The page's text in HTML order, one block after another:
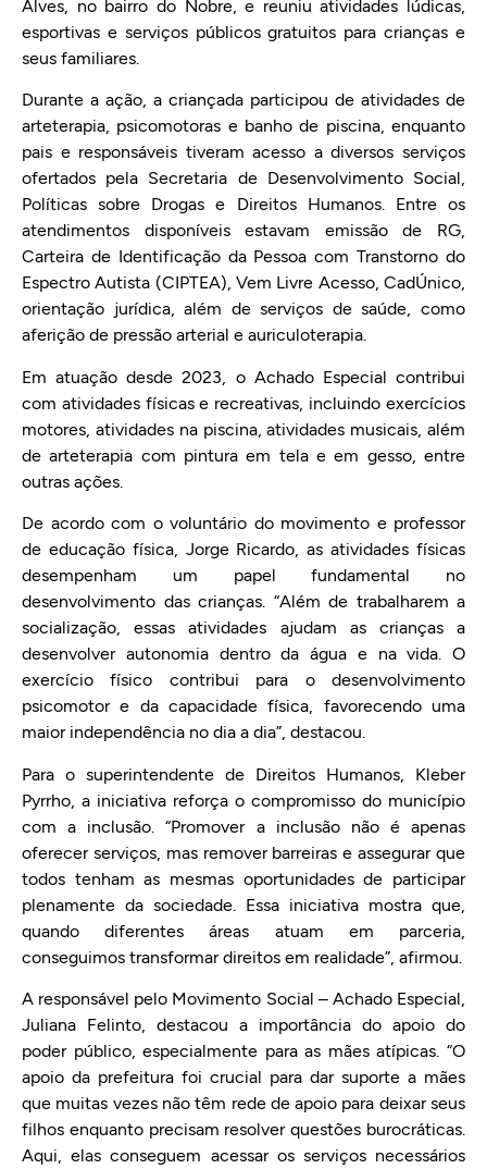
Alves, no bairro do Nobre, e reuniu atividades lúdicas,
esportivas e serviços públicos gratuitos para crianças e
seus familiares.
Durante a ação, a criançada participou de atividades de
arteterapia, psicomotoras e banho de piscina, enquanto
pais e responsáveis tiveram acesso a diversos serviços
ofertados pela Secretaria de Desenvolvimento Social,
Políticas sobre Drogas e Direitos Humanos. Entre os
atendimentos disponíveis estavam emissão de RG,
Carteira de Identificação da Pessoa com Transtorno do
Espectro Autista (CIPTEA), Vem Livre Acesso, CadÚnico,
orientação jurídica, além de serviços de saúde, como
aferição de pressão arterial e auriculoterapia.
Em atuação desde 2023, o Achado Especial contribui
com atividades físicas e recreativas, incluindo exercícios
motores, atividades na piscina, atividades musicais, além
de arteterapia com pintura em tela e em gesso, entre
outras ações.
De acordo com o voluntário do movimento e professor
de educação física, Jorge Ricardo, as atividades físicas
desempenham um papel fundamental no
desenvolvimento das crianças. “Além de trabalharem a
socialização, essas atividades ajudam as crianças a
desenvolver autonomia dentro da água e na vida. O
exercício físico contribui para o desenvolvimento
psicomotor e da capacidade física, favorecendo uma
maior independência no dia a dia”, destacou.
Para o superintendente de Direitos Humanos, Kleber
Pyrrho, a iniciativa reforça o compromisso do município
com a inclusão. “Promover a inclusão não é apenas
oferecer serviços, mas remover barreiras e assegurar que
todos tenham as mesmas oportunidades de participar
plenamente da sociedade. Essa iniciativa mostra que,
quando diferentes áreas atuam em parceria,
conseguimos transformar direitos em realidade”, afirmou.
A responsável pelo Movimento Social – Achado Especial,
Juliana Felinto, destacou a importância do apoio do
poder público, especialmente para as mães atípicas. “O
apoio da prefeitura foi crucial para dar suporte a mães
que muitas vezes não têm rede de apoio para deixar seus
filhos enquanto precisam resolver questões burocráticas.
Aqui, elas conseguem acessar os serviços necessários